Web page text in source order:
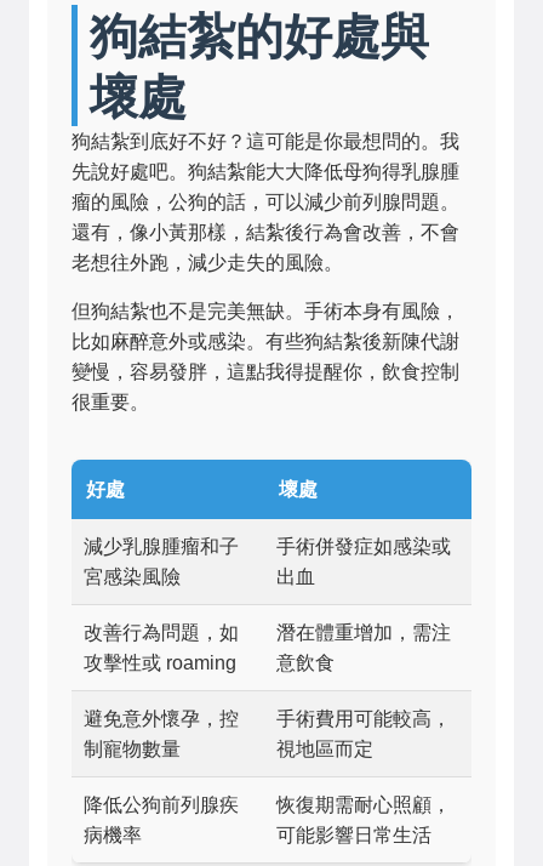
狗結紮的好處與
壞處
狗結紮到底好不好？這可能是你最想問的。我
先說好處吧。狗結紮能大大降低母狗得乳腺腫
瘤的風險，公狗的話，可以減少前列腺問題。
還有，像小黃那樣，結紮後行為會改善，不會
老想往外跑，減少走失的風險。
但狗結紮也不是完美無缺。手術本身有風險，
比如麻醉意外或感染。有些狗結紮後新陳代謝
變慢，容易發胖，這點我得提醒你，飲食控制
很重要。
好處 壞處
減少乳腺腫瘤和子
宮感染風險
手術併發症如感染或
出血
改善行為問題，如
攻擊性或 roaming
潛在體重增加，需注
意飲食
避免意外懷孕，控
制寵物數量
手術費用可能較高，
視地區而定
降低公狗前列腺疾
病機率
恢復期需耐心照顧，
可能影響日常生活